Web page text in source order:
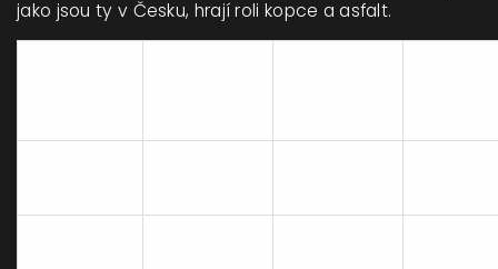
jako jsou ty v Česku, hrají roli kopce a asfalt.